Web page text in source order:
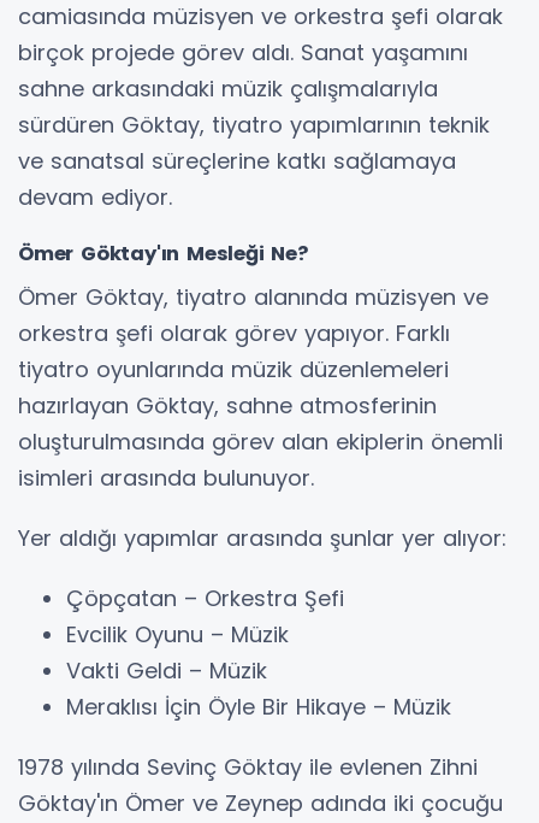
camiasında müzisyen ve orkestra şefi olarak
birçok projede görev aldı. Sanat yaşamını
sahne arkasındaki müzik çalışmalarıyla
sürdüren Göktay, tiyatro yapımlarının teknik
ve sanatsal süreçlerine katkı sağlamaya
devam ediyor.
Ömer Göktay'ın Mesleği Ne?
Ömer Göktay, tiyatro alanında müzisyen ve
orkestra şefi olarak görev yapıyor. Farklı
tiyatro oyunlarında müzik düzenlemeleri
hazırlayan Göktay, sahne atmosferinin
oluşturulmasında görev alan ekiplerin önemli
isimleri arasında bulunuyor.
Yer aldığı yapımlar arasında şunlar yer alıyor:
Çöpçatan – Orkestra Şefi
Evcilik Oyunu – Müzik
Vakti Geldi – Müzik
Meraklısı İçin Öyle Bir Hikaye – Müzik
1978 yılında Sevinç Göktay ile evlenen Zihni
Göktay'ın Ömer ve Zeynep adında iki çocuğu